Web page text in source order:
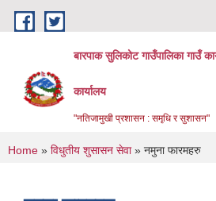
Skip to main content
बारपाक सुलिकोट गाउँपालिका गाउँ
कार्यालय
"नतिजामुखी प्रशासन : समृधि र सुशासन"
You are here
Home » विधुतीय शुसासन सेवा» नमुना फारमहरु